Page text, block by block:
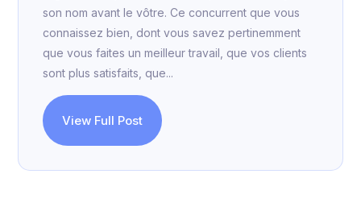
son nom avant le vôtre. Ce concurrent que vous
connaissez bien, dont vous savez pertinemment
que vous faites un meilleur travail, que vos clients
sont plus satisfaits, que...
View Full Post